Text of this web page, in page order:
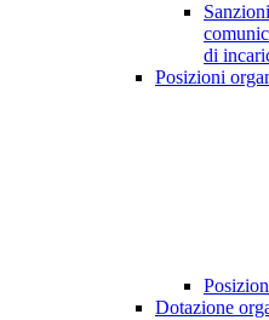
di
Posizioni
Dotazione